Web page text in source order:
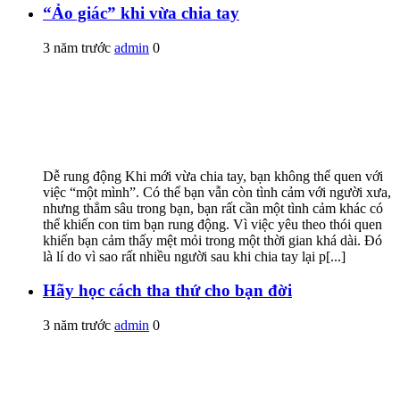
“Ảo giác” khi vừa chia tay
3 năm trước admin 0
Dễ rung động Khi mới vừa chia tay, bạn không thể quen với
việc “một mình”. Có thể bạn vẫn còn tình cảm với người xưa,
nhưng thẳm sâu trong bạn, bạn rất cần một tình cảm khác có
thể khiến con tim bạn rung động. Vì việc yêu theo thói quen
khiến bạn cảm thấy mệt mỏi trong một thời gian khá dài. Đó
là lí do vì sao rất nhiều người sau khi chia tay lại p[...]
Hãy học cách tha thứ cho bạn đời
3 năm trước admin 0